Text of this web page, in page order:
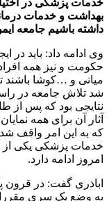
بهداشت و خدمات
داشته باشیم جامعه
وی ادامه داد: باید در
حکومت و نیز همه
میانی و …کوشا
شد تلاش جامعه در
نتایجی بود که پس از
آثار آن برای همه
که به این امر واقف
خدمات پزشکی یکی از
امروز ادامه دارد.
اباذری گفت: در قرون
به وضع یک سری